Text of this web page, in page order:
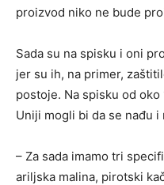
proizvod niko ne bude
Sada su na spisku i oni
jer su ih, na primer,
postoje. Na spisku od
Uniji mogli bi da se nađu
– Za sada imamo tri
ariljska malina, pirotski